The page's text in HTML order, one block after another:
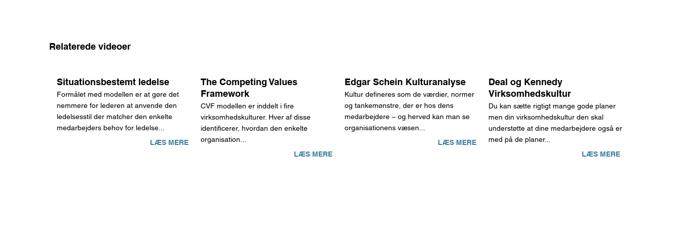
Relaterede videoer
Situationsbestemt ledelse
Formålet med modellen er at gøre det
nemmere for lederen at anvende den
ledelsesstil der matcher den enkelte
medarbejders behov for ledelse...
LÆS MERE
The Competing Values
Framework
CVF modellen er inddelt i fire
virksomhedskulturer. Hver af disse
identificerer, hvordan den enkelte
organisation...
LÆS MERE
Edgar Schein Kulturanalyse
Kultur defineres som de værdier, normer
og tankemønstre, der er hos dens
medarbejdere – og herved kan man se
organisationens væsen...
LÆS MERE
Deal og Kennedy
Virksomhedskultur
Du kan sætte rigtigt mange gode planer
men din virksomhedskultur den skal
understøtte at dine medarbejdere også er
med på de planer...
LÆS MERE